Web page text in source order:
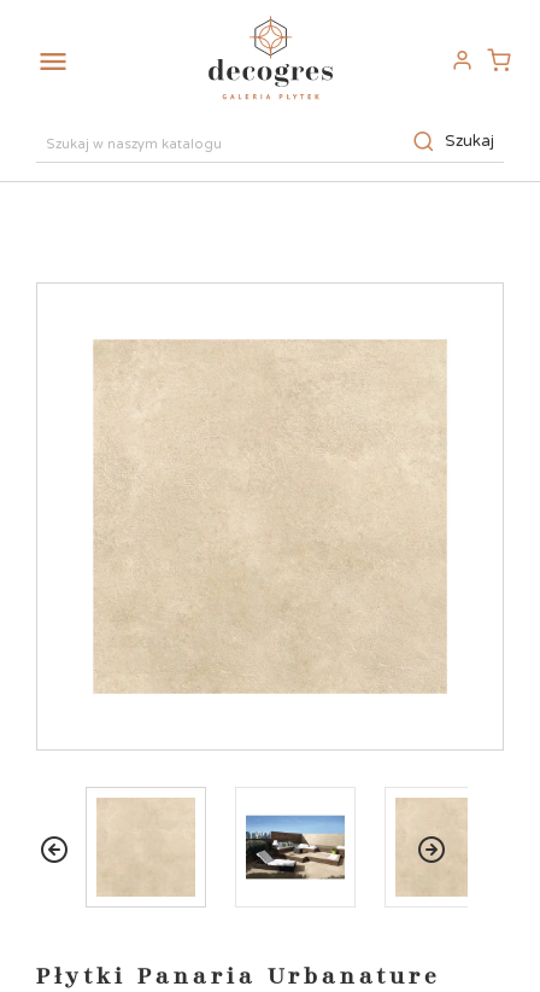

Szukaj
Płytki Panaria Urbanature